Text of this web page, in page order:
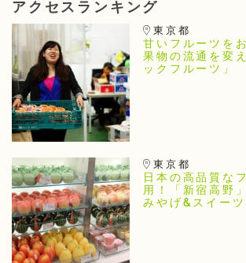
アクセスランキング
東京都
甘いフルーツを
果物の流通を変
ックフルーツ」
東京都
日本の高品質な
用！「新宿高野
みやげ&スイーツ